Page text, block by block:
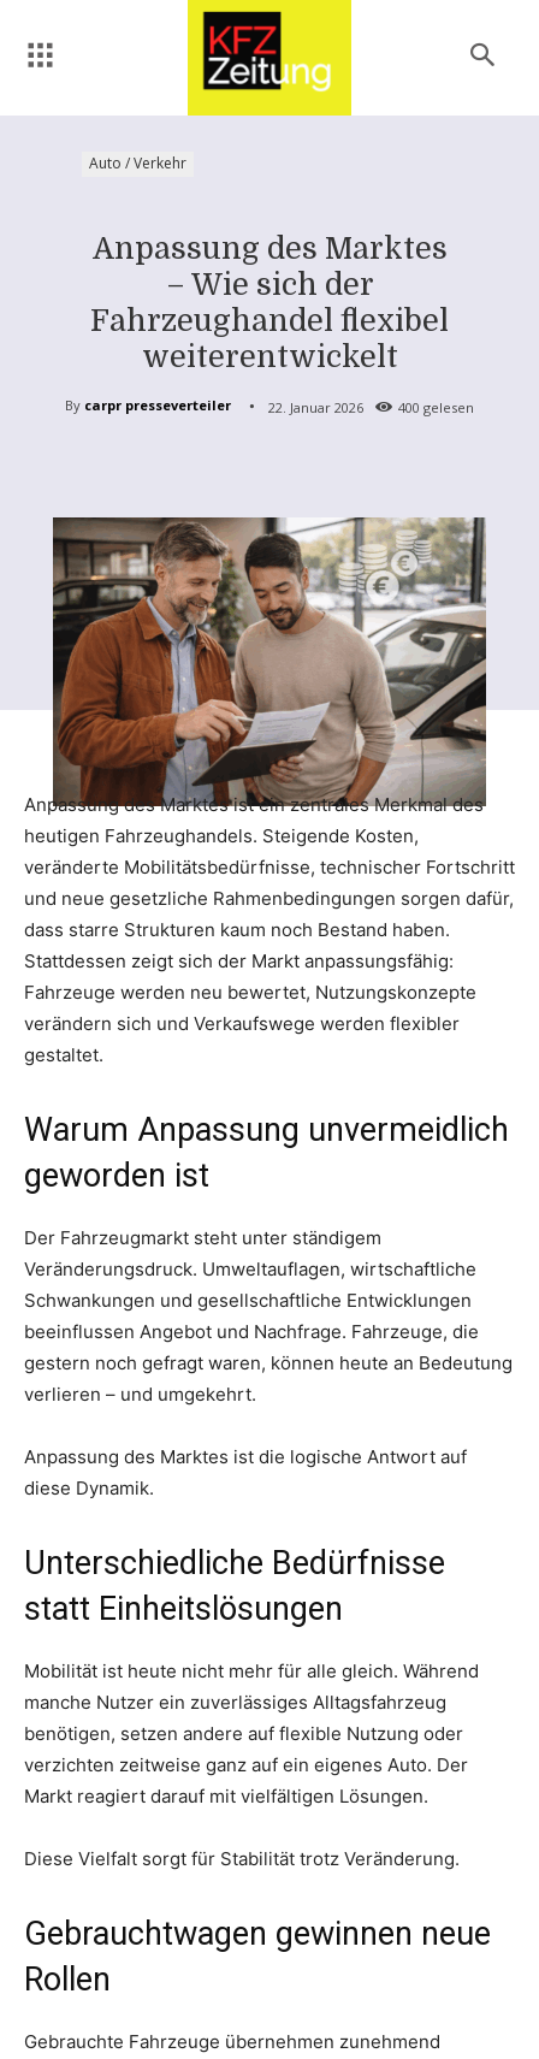
Auto / Verkehr
Anpassung des Marktes
– Wie sich der
Fahrzeughandel flexibel
weiterentwickelt
By carpr presseverteiler 22. Januar 2026 400 gelesen
Anpassung des Marktes ist ein zentrales Merkmal des
heutigen Fahrzeughandels. Steigende Kosten,
veränderte Mobilitätsbedürfnisse, technischer Fortschritt
und neue gesetzliche Rahmenbedingungen sorgen dafür,
dass starre Strukturen kaum noch Bestand haben.
Stattdessen zeigt sich der Markt anpassungsfähig:
Fahrzeuge werden neu bewertet, Nutzungskonzepte
verändern sich und Verkaufswege werden flexibler
gestaltet.
Warum Anpassung unvermeidlich
geworden ist
Der Fahrzeugmarkt steht unter ständigem
Veränderungsdruck. Umweltauflagen, wirtschaftliche
Schwankungen und gesellschaftliche Entwicklungen
beeinflussen Angebot und Nachfrage. Fahrzeuge, die
gestern noch gefragt waren, können heute an Bedeutung
verlieren – und umgekehrt.
Anpassung des Marktes ist die logische Antwort auf
diese Dynamik.
Unterschiedliche Bedürfnisse
statt Einheitslösungen
Mobilität ist heute nicht mehr für alle gleich. Während
manche Nutzer ein zuverlässiges Alltagsfahrzeug
benötigen, setzen andere auf flexible Nutzung oder
verzichten zeitweise ganz auf ein eigenes Auto. Der
Markt reagiert darauf mit vielfältigen Lösungen.
Diese Vielfalt sorgt für Stabilität trotz Veränderung.
Gebrauchtwagen gewinnen neue
Rollen
Gebrauchte Fahrzeuge übernehmen zunehmend